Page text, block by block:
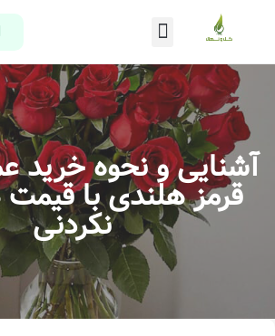
آشنایی و نحوه خرید
قرمز هلندی با قیمت
نکردنی